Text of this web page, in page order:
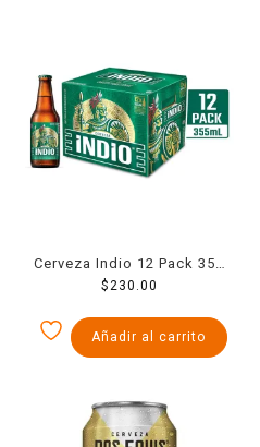
Cerveza Indio 12 Pack 355
Ml
$ 230.00
Añadir al carrito